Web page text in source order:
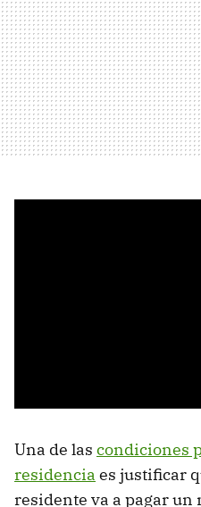
Una de las condiciones
residencia es justificar
residente va a pagar